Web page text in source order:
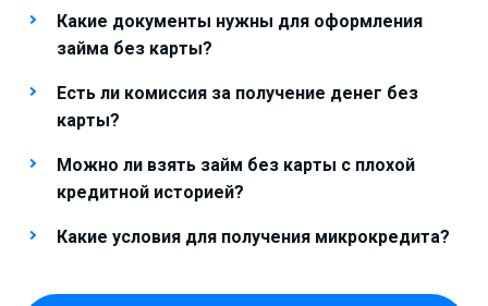
Какие документы нужны для оформления
займа без карты?
Есть ли комиссия за получение денег без
карты?
Можно ли взять займ без карты с плохой
кредитной историей?
Какие условия для получения микрокредита?